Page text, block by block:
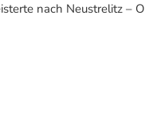
nach Neustrelitz –